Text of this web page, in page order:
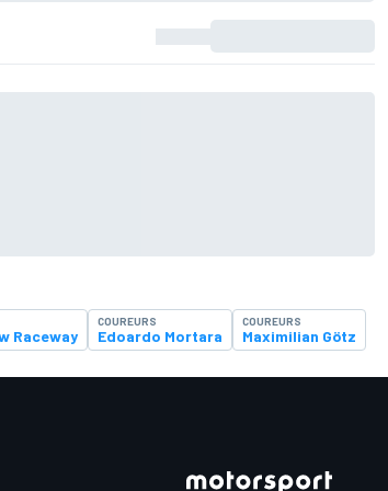
Raceway
COUREURS
Edoardo Mortara
COUREURS
Maximilian Götz